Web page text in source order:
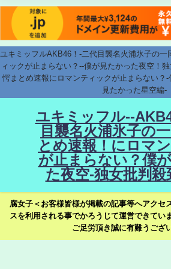
ユキミッフルAKB46！-二代目襲名火浦氷子の一
ィックが止まらない？--僕が見たかった夜空！
愕まとめ速報にロマンティックが止まらない？
見たかった星空編-
ユキミッフル--
目襲名火浦氷子の
とめ速報！にロマ
が止まらない？僕
た夜空-独女批判殺
腐女子＜お客様皆様が掲載の記事等へアクセ
スを利用される事でかろうじて運営できてい
ご足労頂き誠に有難うござ